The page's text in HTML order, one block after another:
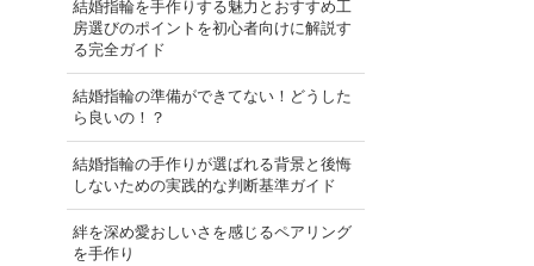
結婚指輪を手作りする魅力とおすすめ工
房選びのポイントを初心者向けに解説す
る完全ガイド
結婚指輪の準備ができてない！どうした
ら良いの！？
結婚指輪の手作りが選ばれる背景と後悔
しないための実践的な判断基準ガイド
絆を深め愛おしいさを感じるペアリング
を手作り